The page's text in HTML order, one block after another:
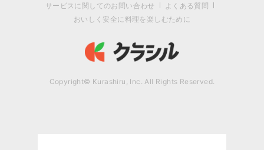
サービスに関してのお問い合わせ
よくある質問
おいしく安全に料理を楽しむために
Copyright© Kurashiru, Inc. All Rights Reserved.